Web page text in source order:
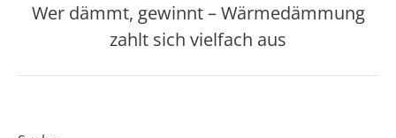
Nächster
Beitrag:
Wer dämmt, gewinnt – Wärmedämmung
zahlt sich vielfach aus